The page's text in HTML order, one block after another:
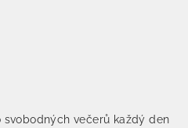
svobodných večerů každý den